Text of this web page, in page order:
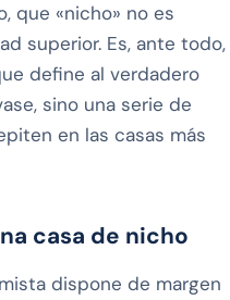
que «nicho» no es
superior. Es, ante todo,
define al verdadero
sino una serie de
en las casas más
casa de nicho
dispone de margen